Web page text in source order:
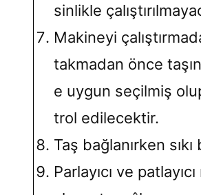
sinlikle
Makineyi
takmadan önce
e uygun seçilmiş
trol edilecektir.
Taş bağlanırken
Parlayıcı ve